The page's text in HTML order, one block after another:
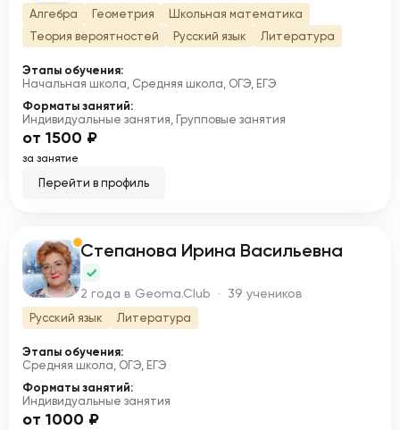
Алгебра Геометрия
Школьная математика
Теория вероятностей
Русский язык Литература
Этапы обучения:
Начальная школа, Средняя школа, ОГЭ, ЕГЭ
Форматы занятий:
Индивидуальные занятия, Групповые занятия
от 1500 ₽
за занятие
Перейти в профиль
С Степанова Ирина Васильевна
2 года в Geoma.Club · 39 учеников
Русский язык Литература
Этапы обучения:
Средняя школа, ОГЭ, ЕГЭ
Форматы занятий:
Индивидуальные занятия
от 1000 ₽